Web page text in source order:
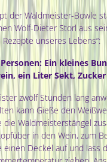
der Waldmeister-Bowle
Wolf-Dieter Storl aus
Rezepte unseres Lebens“:
Ein kleines
ein Liter Sekt,
zwölf Stunden lang
kann Gieße den
die Waldmeisterstängel
in den Wein, zum
einen Deckel auf und lass